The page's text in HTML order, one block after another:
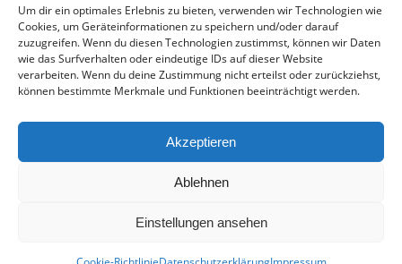
Um dir ein optimales Erlebnis zu bieten, verwenden wir Technologien wie
Cookies, um Geräteinformationen zu speichern und/oder darauf
zuzugreifen. Wenn du diesen Technologien zustimmst, können wir Daten
wie das Surfverhalten oder eindeutige IDs auf dieser Website
verarbeiten. Wenn du deine Zustimmung nicht erteilst oder zurückziehst,
können bestimmte Merkmale und Funktionen beeinträchtigt werden.
Akzeptieren
Ablehnen
Einstellungen ansehen
30. Juli 2026
Deine Spielminute: 89+1
28. Juli 2026
Neuer Rückensponsor
Neue Podcast-Folge: So tickt Björn!
27. Juli 2026